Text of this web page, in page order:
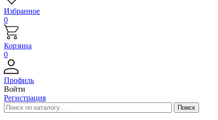
Избранное
0
Корзина
0
Профиль
Войти
Регистрация